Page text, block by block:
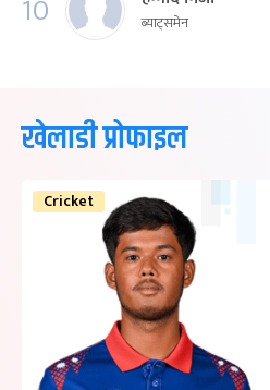
ब्याट्समेन
खेलाडी प्रोफाइल
Cricket